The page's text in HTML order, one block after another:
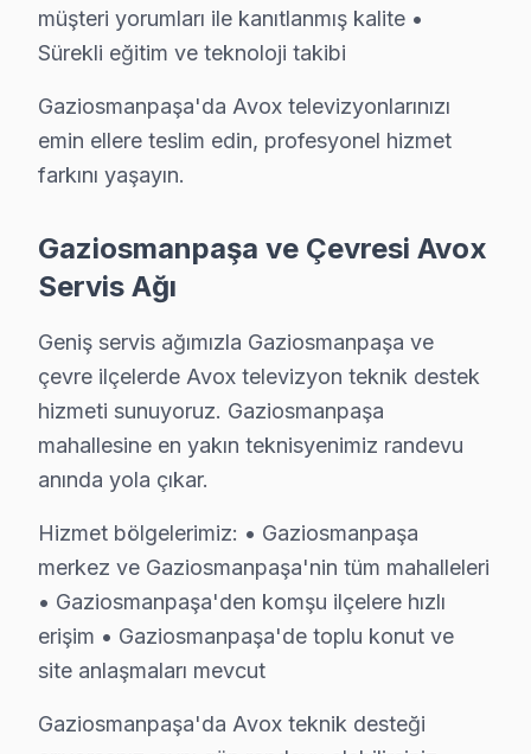
Avox Servisi Garanti ve Sonrası Destek
Gaziosmanpaşa Avox TV Servis Garanti Belgesi - 1 Yıl Parça
Gaziosmanpaşa Avox TV müşterilerimize verdiğimiz
• 6 aylık işçilik güvencesi: Gaziosmanpaşa'de Avox
• Avox yedek parça garantisi: Gaziosmanpaşa'de
• Avox TV tamiri sonrası işçilik garantimiz eksiksiz
• Gaziosmanpaşa Avox sonrası destek: Merak
Gaziosmanpaşa Avox Mevsimsel Servis Verisi
Gaziosmanpaşa'de Avox TV servis talebinin
Metro ve Otobüs hatları güzergahındaki trafik
Avox parça tedariki açısından da
Gaziosmanpaşa Avox TV Servisi – Sık
Gaziosmanpaşa'de Avox televizyon tamir fiyatları
C: Gaziosmanpaşa'de arıza türüne göre değişir:
S: Fabrika Servis Avox yetkili servisi midir?
S: Gaziosmanpaşa'de orijinal mi yoksa yan sanayi
müşteri yorumları ile kanıtlanmış kalite •
Sürekli eğitim ve teknoloji takibi
Gaziosmanpaşa'da Avox televizyonlarınızı
emin ellere teslim edin, profesyonel hizmet
farkını yaşayın.
Gaziosmanpaşa ve Çevresi Avox
Servis Ağı
Geniş servis ağımızla Gaziosmanpaşa ve
çevre ilçelerde Avox televizyon teknik destek
hizmeti sunuyoruz. Gaziosmanpaşa
mahallesine en yakın teknisyenimiz randevu
anında yola çıkar.
Hizmet bölgelerimiz: • Gaziosmanpaşa
merkez ve Gaziosmanpaşa'nin tüm mahalleleri
• Gaziosmanpaşa'den komşu ilçelere hızlı
erişim • Gaziosmanpaşa'de toplu konut ve
site anlaşmaları mevcut
Gaziosmanpaşa'da Avox teknik desteği